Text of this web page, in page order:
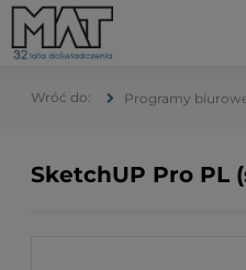
Programy
SketchUP Pro PL